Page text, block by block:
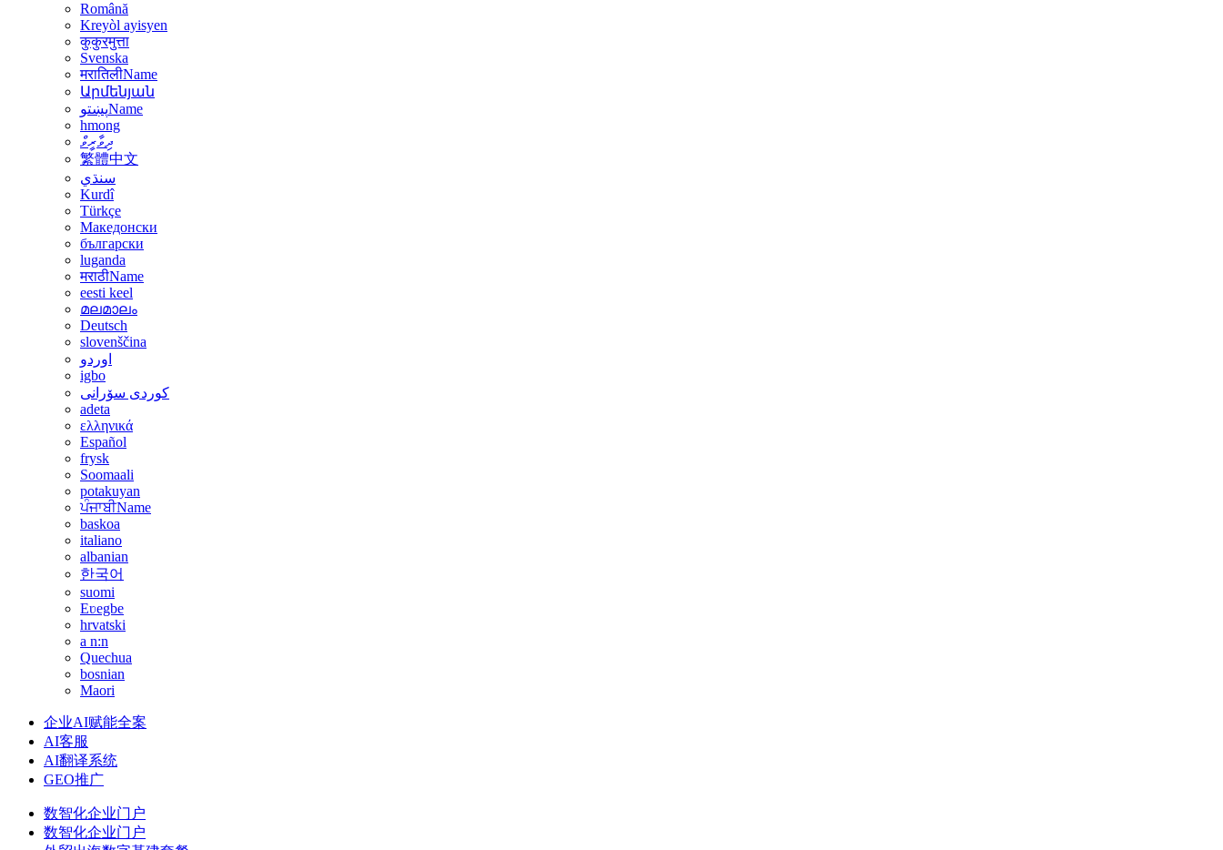
Română
Kreyòl ayisyen
कुकुरमुत्ता
Svenska
मरातिलीName
Արմենյան
پښتوName
hmong
ދިވާރީވް
繁體中文
سنڌي
Kurdî
Türkçe
Македонски
български
luganda
मराठीName
eesti keel
മലമാലം
Deutsch
slovenščina
اوردو
igbo
کوردی سۆرانی
adeta
ελληνικά
Español
frysk
Soomaali
potakuyan
ਪੰਜਾਬੀName
baskoa
italiano
albanian
한국어
suomi
Eʋegbe
hrvatski
a n:n
Quechua
bosnian
Maori
企业AI赋能全案
AI客服
AI翻译系统
GEO推广
数智化企业门户
数智化企业门户